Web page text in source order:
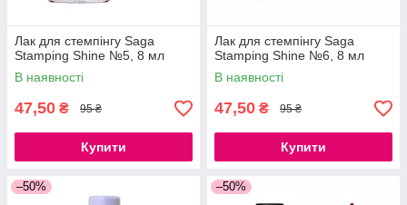
Лак для стемпінгу Saga
Stamping Shine №5, 8 мл
В наявності
47,50 ₴ 95 ₴
Купити
Лак для стемпінгу Saga
Stamping Shine №6, 8 мл
В наявності
47,50 ₴ 95 ₴
Купити
–50% –50%